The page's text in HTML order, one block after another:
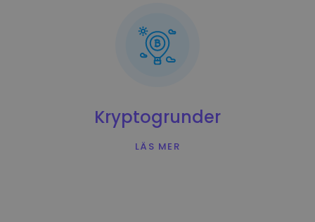
En säker och enkel kryptoplånbok
Få belöningar på din krypto
Kryptogrunder
LÄS MER